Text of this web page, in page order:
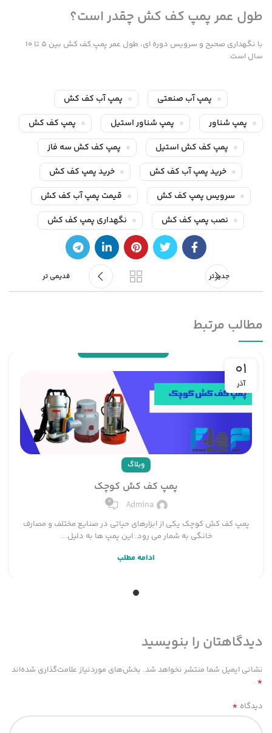
طول عمر پمپ کف کش چقدر است؟
با نگهداری صحیح و سرویس دوره ای، طول عمر پمپ کف کش بین ۵ تا ۱۰
سال است.
پمپ آب صنعتی
پمپ آب کف کش
پمپ شناور
پمپ شناور استیل
پمپ کف کش
پمپ کف کش استیل
پمپ کف کش سه فاز
خرید پمپ آب کف کش
خرید پمپ کف کش
سرویس پمپ کف کش
قیمت پمپ آب کف کش
نصب پمپ کف کش
نگهداری پمپ کف کش
جدیدتر قدیمی تر
مطالب مرتبط
01
آذر
وبلاگ
پمپ کف کش کوچک
Admina
0
پمپ کف کش کوچک یکی از ابزارهای حیاتی در صنایع مختلف و مصارف
خانگی به شمار می رود. این پمپ ها به دلیل...
ادامه مطلب
دیدگاهتان را بنویسید
نشانی ایمیل شما منتشر نخواهد شد. بخش‌های موردنیاز علامت‌گذاری شده‌اند
*
دیدگاه *